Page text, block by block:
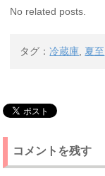
No related posts.
タグ：冷蔵庫 夏至
コメントを残す